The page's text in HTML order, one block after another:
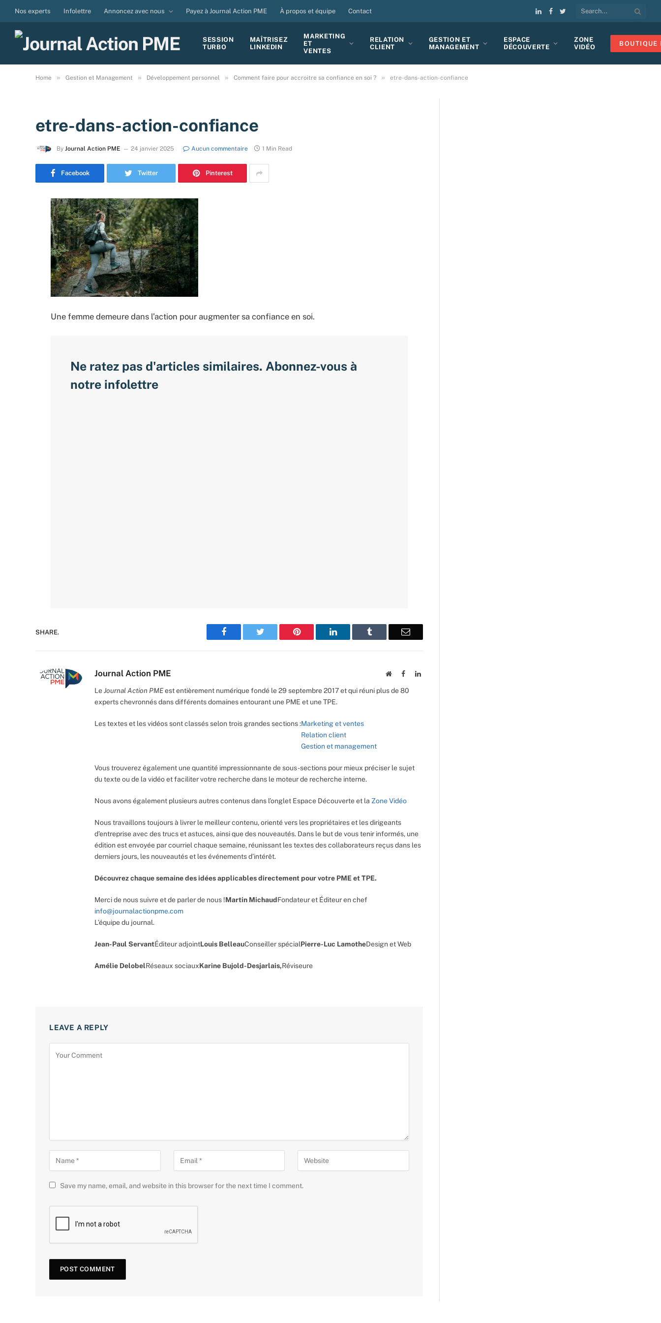
Nos experts Infolettre Annoncez avec nous Payez à Journal Action PME À propos et équipe Contact
LinkedIn
Facebook
Twitter
SESSION
TURBO
MAÎTRISEZ
LINKEDIN
MARKETING
ET
VENTES
RELATION
CLIENT
GESTION ET
MANAGEMENT
ESPACE
DÉCOUVERTE
ZONE
VIDÉO
BOUTIQUE
Home » Gestion et Management » Développement personnel » Comment faire pour accroitre sa confiance en soi ? » etre-dans-action-confiance
etre-dans-action-confiance
By Journal Action PME 24 janvier 2025 Aucun commentaire 1 Min Read
Facebook Twitter Pinterest
Une femme demeure dans l’action pour augmenter sa confiance en soi.
Ne ratez pas d'articles similaires. Abonnez-vous à
notre infolettre
SHARE. Facebook Twitter Pinterest LinkedIn Tumblr Email
Journal Action PME WebsiteFacebookLinkedIn
LeJournal Action PMEest entièrement numérique fondé le 29 septembre 2017 et qui réuni plus de 80
experts chevronnés dans différents domaines entourant une PME et une TPE.
Les textes et les vidéos sont classés selon trois grandes sections :Marketing et ventes
Relation client
Gestion et management
Vous trouverez également une quantité impressionnante de sous-sections pour mieux préciser le sujet
du texte ou de la vidéo et faciliter votre recherche dans le moteur de recherche interne.
Nous avons également plusieurs autres contenus dans l’onglet Espace Découverte et la Zone Vidéo
Nous travaillons toujours à livrer le meilleur contenu, orienté vers les propriétaires et les dirigeants
d’entreprise avec des trucs et astuces, ainsi que des nouveautés. Dans le but de vous tenir informés, une
édition est envoyée par courriel chaque semaine, réunissant les textes des collaborateurs reçus dans les
derniers jours, les nouveautés et les événements d’intérêt.
Découvrez chaque semaine des idées applicables directement pour votre PME et TPE.
Merci de nous suivre et de parler de nous !
info@journalactionpme.com
L’équipe du journal.
Martin MichaudFondateur et Éditeur en chef
Jean-Paul ServantÉditeur adjointLouis BelleauConseiller spécialPierre-Luc LamotheDesign et Web
Amélie DelobelRéseaux sociauxKarine Bujold-Desjarlais,Réviseure
LEAVE A REPLY
Save my name, email, and website in this browser for the next time I comment.